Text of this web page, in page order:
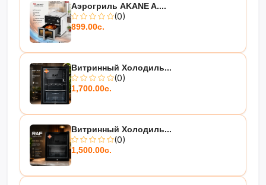
Аэрогриль AKANE A....
(0)
899.00с.
Витринный Холодиль...
(0)
1,700.00с.
Витринный Холодиль...
(0)
1,500.00с.